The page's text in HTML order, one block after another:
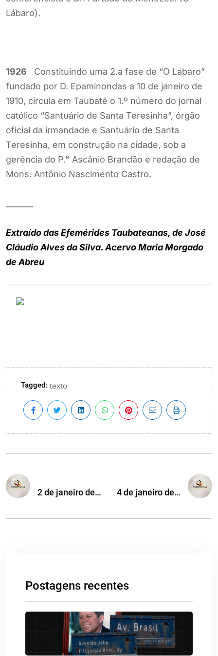
Lábaro).
1926 Constituindo uma 2.a fase de “O Lábaro”
fundado por D. Epaminondas a 10 de janeiro de
1910, circula em Taubaté o 1.º número do jornal
católico “Santuário de Santa Teresinha”, órgão
oficial da irmandade e Santuário de Santa
Teresinha, em construção na cidade, sob a
gerência do P.e Ascânio Brandão e redação de
Mons. Antônio Nascimento Castro.
Extraído das Efemérides Taubateanas, de José
Cláudio Alves da Silva. Acervo Maria Morgado
de Abreu
Tagged: texto
2 de janeiro de… 4 de janeiro de…
Postagens recentes